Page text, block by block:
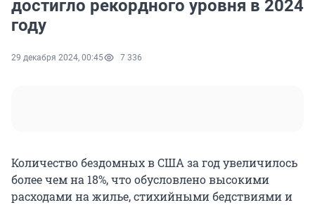
достигло рекордного уровня в 2024
году
29 декабря 2024, 00:45 7 336
Количество бездомных в США за год увеличилось
более чем на 18%, что обусловлено высокими
расходами на жилье, стихийными бедствиями и